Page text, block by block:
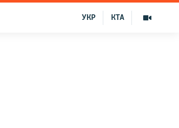
КТА
УКР